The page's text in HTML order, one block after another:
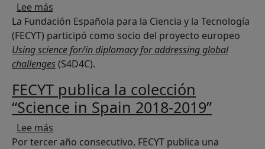
Lee más
La Fundación Española para la Ciencia y la Tecnología
(FECYT) participó como socio del proyecto europeo
Using science for/in diplomacy for addressing global
challenges(S4D4C).
FECYT publica la colección
“Science in Spain 2018-2019”
Lee más
Por tercer año consecutivo, FECYT publica una